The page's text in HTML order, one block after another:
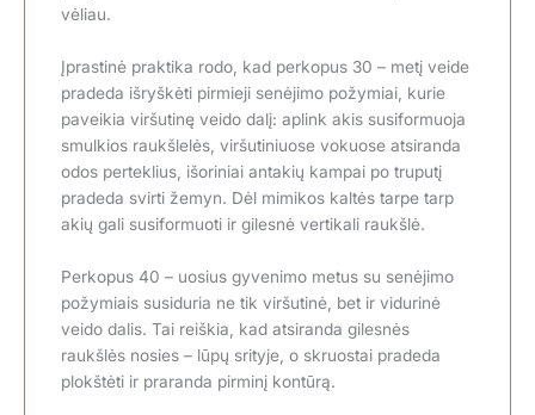
vėliau.
Įprastinė praktika rodo, kad perkopus 30 – metį veide
pradeda išryškėti pirmieji senėjimo požymiai, kurie
paveikia viršutinę veido dalį: aplink akis susiformuoja
smulkios raukšlelės, viršutiniuose vokuose atsiranda
odos perteklius, išoriniai antakių kampai po truputį
pradeda svirti žemyn. Dėl mimikos kaltės tarpe tarp
akių gali susiformuoti ir gilesnė vertikali raukšlė.
Perkopus 40 – uosius gyvenimo metus su senėjimo
požymiais susiduria ne tik viršutinė, bet ir vidurinė
veido dalis. Tai reiškia, kad atsiranda gilesnės
raukšlės nosies – lūpų srityje, o skruostai pradeda
plokštėti ir praranda pirminį kontūrą.